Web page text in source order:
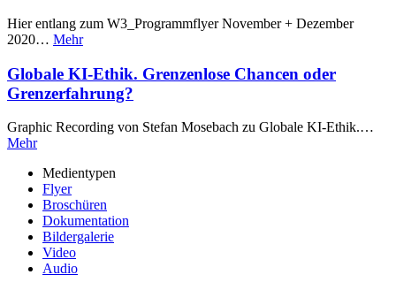
Hier entlang zum W3_Programmflyer November + Dezember
2020… Mehr
Globale KI-Ethik. Grenzenlose Chancen oder
Grenzerfahrung?
Graphic Recording von Stefan Mosebach zu Globale KI-Ethik.…
Mehr
Medientypen
Flyer
Broschüren
Dokumentation
Bildergalerie
Video
Audio